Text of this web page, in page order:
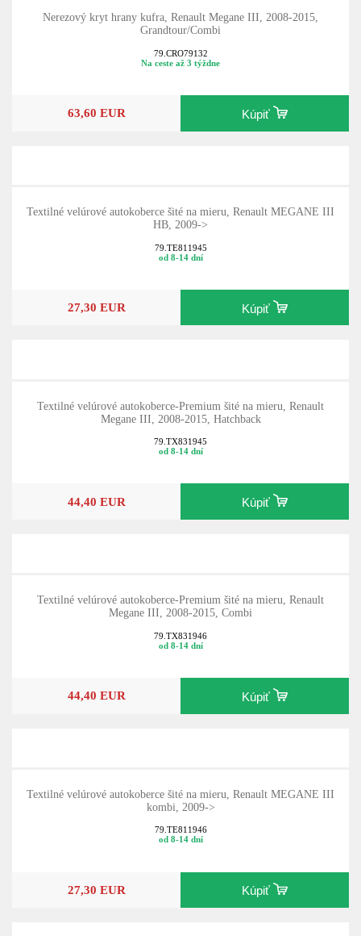
Nerezový kryt hrany kufra, Renault Megane III, 2008-2015,
Grandtour/Combi
79.CRO79132
Na ceste až 3 týždne
63,60 EUR Kúpiť
Textilné velúrové autokoberce šité na mieru, Renault MEGANE III
HB, 2009->
79.TE811945
od 8-14 dní
27,30 EUR Kúpiť
Textilné velúrové autokoberce-Premium šité na mieru, Renault
Megane III, 2008-2015, Hatchback
79.TX831945
od 8-14 dní
44,40 EUR Kúpiť
Textilné velúrové autokoberce-Premium šité na mieru, Renault
Megane III, 2008-2015, Combi
79.TX831946
od 8-14 dní
44,40 EUR Kúpiť
Textilné velúrové autokoberce šité na mieru, Renault MEGANE III
kombi, 2009->
79.TE811946
od 8-14 dní
27,30 EUR Kúpiť